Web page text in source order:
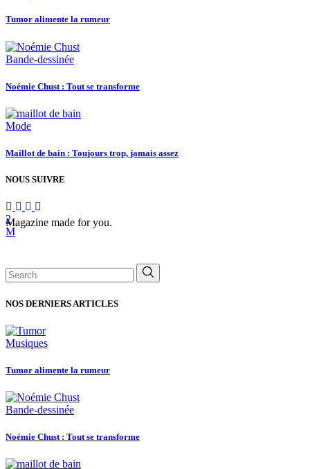
Tumor alimente la rumeur
Bande-dessinée
Noémie Chust : Tout se transforme
Mode
Maillot de bain : Toujours trop, jamais assez
NOUS SUIVRE
Magazine made for you.
Search
for:
NOS DERNIERS ARTICLES
Musiques
Tumor alimente la rumeur
Bande-dessinée
Noémie Chust : Tout se transforme